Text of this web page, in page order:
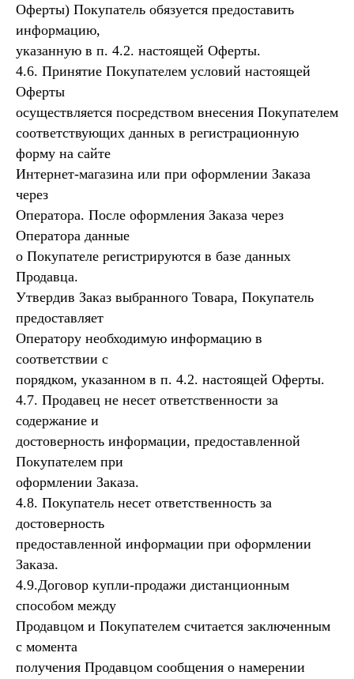
Оферты) Покупатель обязуется предоставить
информацию,
указанную в п. 4.2. настоящей Оферты.
4.6. Принятие Покупателем условий настоящей
Оферты
осуществляется посредством внесения Покупателем
соответствующих данных в регистрационную
форму на сайте
Интернет-магазина или при оформлении Заказа
через
Оператора. После оформления Заказа через
Оператора данные
о Покупателе регистрируются в базе данных
Продавца.
Утвердив Заказ выбранного Товара, Покупатель
предоставляет
Оператору необходимую информацию в
соответствии с
порядком, указанном в п. 4.2. настоящей Оферты.
4.7. Продавец не несет ответственности за
содержание и
достоверность информации, предоставленной
Покупателем при
оформлении Заказа.
4.8. Покупатель несет ответственность за
достоверность
предоставленной информации при оформлении
Заказа.
4.9.Договор купли-продажи дистанционным
способом между
Продавцом и Покупателем считается заключенным
с момента
получения Продавцом сообщения о намерении